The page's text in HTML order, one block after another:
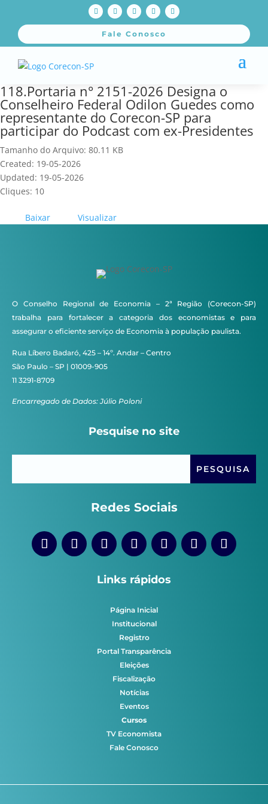
Fale Conosco
118.Portaria n° 2151-2026 Designa o
Conselheiro Federal Odilon Guedes como
representante do Corecon-SP para
participar do Podcast com ex-Presidentes
Tamanho do Arquivo: 80.11 KB
Created: 19-05-2026
Updated: 19-05-2026
Cliques: 10
Baixar Visualizar
O Conselho Regional de Economia – 2ª Região (Corecon-SP)
trabalha para fortalecer a categoria dos economistas e para
assegurar o eficiente serviço de Economia à população paulista.
Rua Líbero Badaró, 425 – 14º. Andar – Centro
São Paulo – SP | 01009-905
11 3291-8709
Encarregado de Dados: Júlio Poloni
Pesquise no site
Redes Sociais
Links rápidos
Página Inicial
Institucional
Registro
Portal Transparência
Eleições
Fiscalização
Notícias
Eventos
Cursos
TV Economista
Fale Conosco